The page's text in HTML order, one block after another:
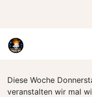
Diese Woche
veranstalten wir mal